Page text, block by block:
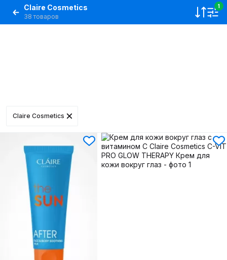
Claire Cosmetics
38 товаров
1
Claire Cosmetics